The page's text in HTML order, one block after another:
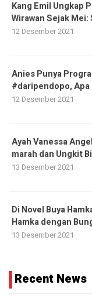
Kang Emil Ungkap
Wirawan Sejak
12 Desember 2021
Anies Punya
#daripendopo, Apa
12 Desember 2021
Ayah Vanessa
marah dan Ungkit
13 Desember 2021
Di Novel Buya
Hamka dengan
13 Desember 2021
Recent News